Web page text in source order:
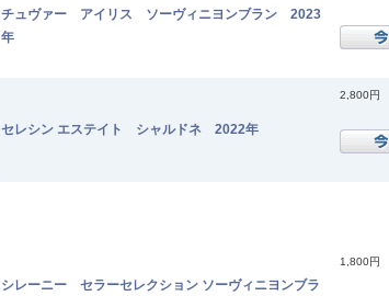
チュヴァー アイリス ソーヴィニヨンブラン 2023
年
セレシン エステイト シャルドネ 2022年
2,800円
シレーニー セラーセレクション ソーヴィニヨンブラ
1,800円